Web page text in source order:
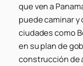
que ven a
puede caminar
ciudades como
en su plan de
construcción de